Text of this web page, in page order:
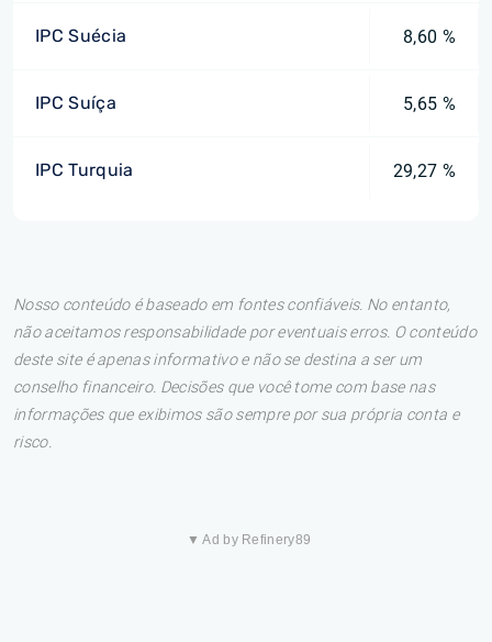
IPC Suécia 8,60 %
IPC Suíça 5,65 %
IPC Turquia 29,27 %
Nosso conteúdo é baseado em fontes confiáveis. No entanto,
não aceitamos responsabilidade por eventuais erros. O conteúdo
deste site é apenas informativo e não se destina a ser um
conselho financeiro. Decisões que você tome com base nas
informações que exibimos são sempre por sua própria conta e
risco.
▼ Ad by Refinery89